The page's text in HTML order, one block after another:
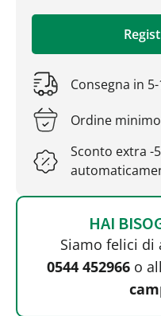
Consegna in
Ordine
Sconto extra -
HAI
Siamo felici di
0544 452966 o